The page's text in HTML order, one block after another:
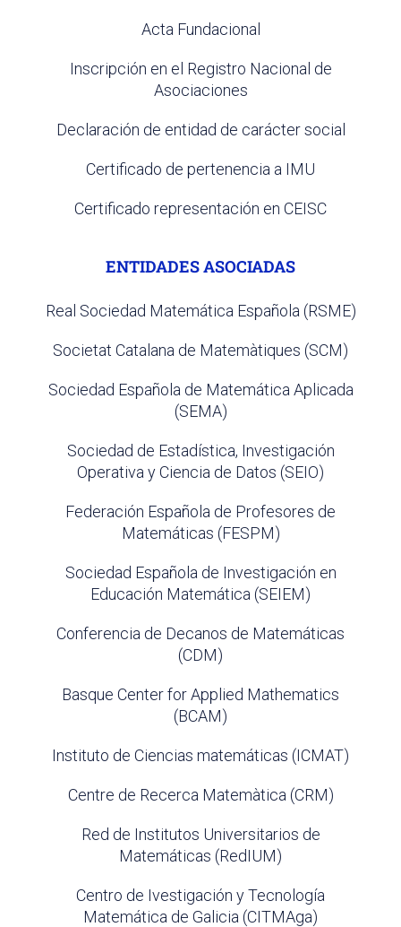
Acta Fundacional
Inscripción en el Registro Nacional de
Asociaciones
Declaración de entidad de carácter social
Certificado de pertenencia a IMU
Certificado representación en CEISC
ENTIDADES ASOCIADAS
Real Sociedad Matemática Española (RSME)
Societat Catalana de Matemàtiques (SCM)
Sociedad Española de Matemática Aplicada
(SEMA)
Sociedad de Estadística, Investigación
Operativa y Ciencia de Datos (SEIO)
Federación Española de Profesores de
Matemáticas (FESPM)
Sociedad Española de Investigación en
Educación Matemática (SEIEM)
Conferencia de Decanos de Matemáticas
(CDM)
Basque Center for Applied Mathematics
(BCAM)
Instituto de Ciencias matemáticas (ICMAT)
Centre de Recerca Matemàtica (CRM)
Red de Institutos Universitarios de
Matemáticas (RedIUM)
Centro de Ivestigación y Tecnología
Matemática de Galicia (CITMAga)